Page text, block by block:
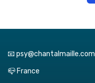
📧 psy@chantalmaille.com
📪 France